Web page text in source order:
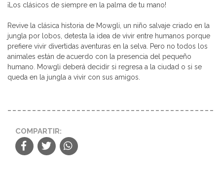
¡Los clásicos de siempre en la palma de tu mano!
Revive la clásica historia de Mowgli, un niño salvaje criado en la
jungla por lobos, detesta la idea de vivir entre humanos porque
prefiere vivir divertidas aventuras en la selva. Pero no todos los
animales están de acuerdo con la presencia del pequeño
humano. Mowgli deberá decidir si regresa a la ciudad o si se
queda en la jungla a vivir con sus amigos.
COMPARTIR: